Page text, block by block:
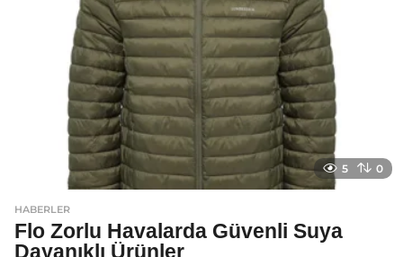
g
o
5 0
HABERLER
Flo Zorlu Havalarda Güvenli Suya
Dayanıklı Ürünler